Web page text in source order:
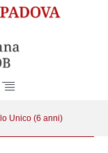
Unico (6 anni)